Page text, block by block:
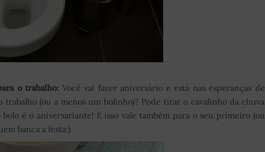
o trabalho: Você vai fazer aniversário e está nas esperanças de
trabalho (ou a menos um bolinho)? Pode tirar o cavalinho da chuva
é o aniversariante! E isso vale também para o seu primeiro (ou
banca a festa:)